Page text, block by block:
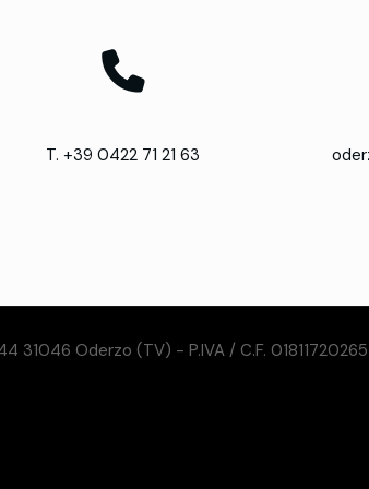
T. +39 0422 71 21 63
31046 Oderzo (TV) - P.IVA / C.F. 01811720265